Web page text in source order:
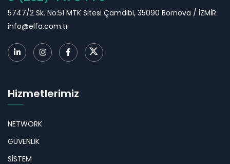
5747/2 Sk. No:51 MTK Sitesi Çamdibi, 35090 Bornova / İZMİR
info@elfa.com.tr
Hizmetlerimiz
NETWORK
GÜVENLİK
SİSTEM